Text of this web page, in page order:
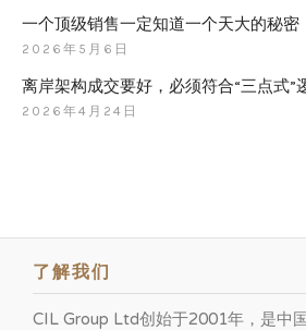
一个顶级销售一定知道一个天大的秘密
2026年5月6日
离岸架构成交要好，必须符合“三点式”
2026年4月24日
了解我们
CIL Group Ltd创始于2001年，是中